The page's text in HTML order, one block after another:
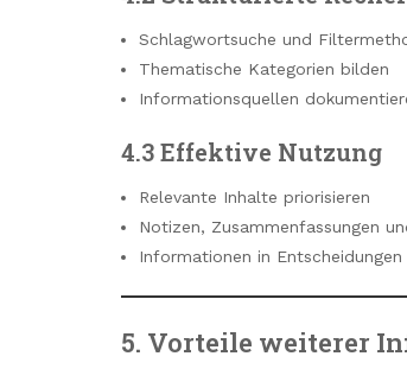
Schlagwortsuche und
Thematische Kategorien bilden
Informationsquellen
4.3 Effektive Nutzung
Relevante Inhalte priorisieren
Notizen, Zusammenfassungen
Informationen in Entscheidungen
5. Vorteile weiterer